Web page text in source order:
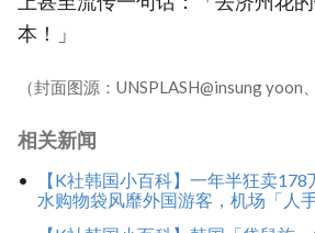
本！」
（封面图源：UNSPLASH@insung yoon
相关新闻
【K社韩国小百科】一年半狂卖178
水购物袋风靡外国游客，机场「人